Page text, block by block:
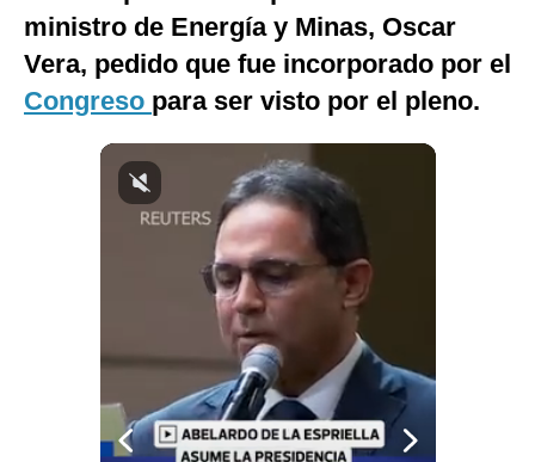
Tecnología
Club del Suscriptor
G de Gestión
Notas Contratadas
Fotogalerías
ministro de Energía y Minas, Oscar
Vera, pedido que fue incorporado por el
Congreso para ser visto por el pleno.